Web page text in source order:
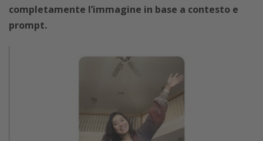
completamente l’immagine in base a contesto e
prompt.